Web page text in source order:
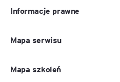
Informacje prawne
Mapa serwisu
Mapa szkoleń